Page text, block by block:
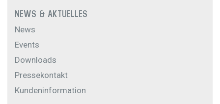
NEWS & AKTUELLES
News
Events
Downloads
Pressekontakt
Kundeninformation